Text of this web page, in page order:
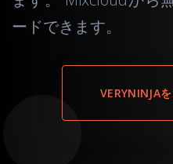
ードできます。
VERYNINJA